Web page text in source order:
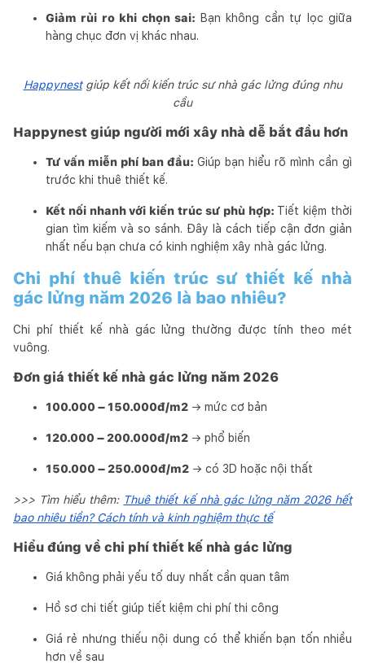
Giảm rủi ro khi chọn sai: Bạn không cần tự lọc giữa
hàng chục đơn vị khác nhau.
Happynestgiúp kết nối kiến trúc sư nhà gác lửng đúng nhu
cầu
Happynest giúp người mới xây nhà dễ bắt đầu hơn
Tư vấn miễn phí ban đầu: Giúp bạn hiểu rõ mình cần gì
trước khi thuê thiết kế.
Kết nối nhanh với kiến trúc sư phù hợp: Tiết kiệm thời
gian tìm kiếm và so sánh. Đây là cách tiếp cận đơn giản
nhất nếu bạn chưa có kinh nghiệm xây nhà gác lửng.
Chi phí thuê kiến trúc sư thiết kế nhà
gác lửng năm 2026 là bao nhiêu?
Chi phí thiết kế nhà gác lửng thường được tính theo mét
vuông.
Đơn giá thiết kế nhà gác lửng năm 2026
100.000 – 150.000đ/m2 → mức cơ bản
120.000 – 200.000đ/m2 → phổ biến
150.000 – 250.000đ/m2 → có 3D hoặc nội thất
>>> Tìm hiểu thêm: Thuê thiết kế nhà gác lửng năm 2026 hết
bao nhiêu tiền? Cách tính và kinh nghiệm thực tế
Hiểu đúng về chi phí thiết kế nhà gác lửng
Giá không phải yếu tố duy nhất cần quan tâm
Hồ sơ chi tiết giúp tiết kiệm chi phí thi công
Giá rẻ nhưng thiếu nội dung có thể khiến bạn tốn nhiều
hơn về sau